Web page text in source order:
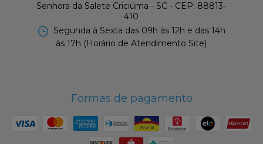
Senhora da Salete Criciúma - SC - CEP: 88813-
410
Segunda à Sexta das 09h às 12h e das 14h
às 17h (Horário de Atendimento Site)
Formas de pagamento